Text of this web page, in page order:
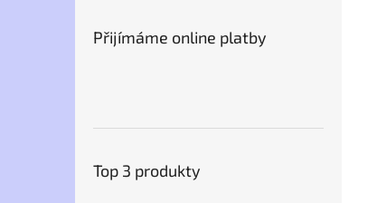
Přijímáme online platby
Top 3 produkty